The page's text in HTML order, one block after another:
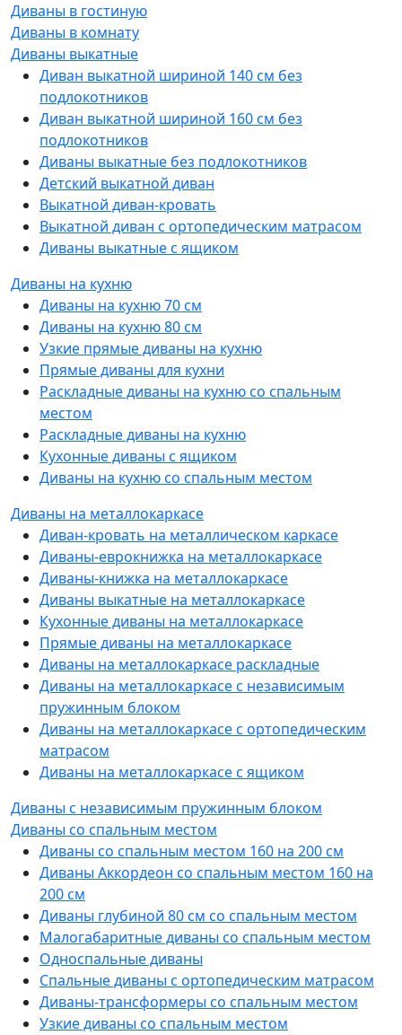
Диваны в гостиную
Диваны в комнату
Диваны выкатные
Диван выкатной шириной 140 см без
подлокотников
Диван выкатной шириной 160 см без
подлокотников
Диваны выкатные без подлокотников
Детский выкатной диван
Выкатной диван-кровать
Выкатной диван с ортопедическим матрасом
Диваны выкатные с ящиком
Диваны на кухню
Диваны на кухню 70 см
Диваны на кухню 80 см
Узкие прямые диваны на кухню
Прямые диваны для кухни
Раскладные диваны на кухню со спальным
местом
Раскладные диваны на кухню
Кухонные диваны с ящиком
Диваны на кухню со спальным местом
Диваны на металлокаркасе
Диван-кровать на металлическом каркасе
Диваны-еврокнижка на металлокаркасе
Диваны-книжка на металлокаркасе
Диваны выкатные на металлокаркасе
Кухонные диваны на металлокаркасе
Прямые диваны на металлокаркасе
Диваны на металлокаркасе раскладные
Диваны на металлокаркасе с независимым
пружинным блоком
Диваны на металлокаркасе с ортопедическим
матрасом
Диваны на металлокаркасе с ящиком
Диваны с независимым пружинным блоком
Диваны со спальным местом
Диваны со спальным местом 160 на 200 см
Диваны Аккордеон со спальным местом 160 на
200 см
Диваны глубиной 80 см со спальным местом
Малогабаритные диваны со спальным местом
Односпальные диваны
Спальные диваны с ортопедическим матрасом
Диваны-трансформеры со спальным местом
Узкие диваны со спальным местом